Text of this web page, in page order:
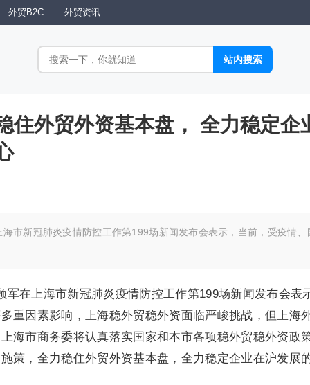
外贸B2C 外贸资讯
住外贸外资基本盘， 全力稳定企
市新冠肺炎疫情防控工作第199场新闻发布会表示，当前，受疫情、
军在上海市新冠肺炎疫情防控工作第199场新闻发布会表
重因素影响，上海稳外贸稳外资面临严峻挑战，但上海
海市商务委将认真落实国家和本市各项稳外贸稳外资政
策，全力稳住外贸外资基本盘，全力稳定企业在沪发展